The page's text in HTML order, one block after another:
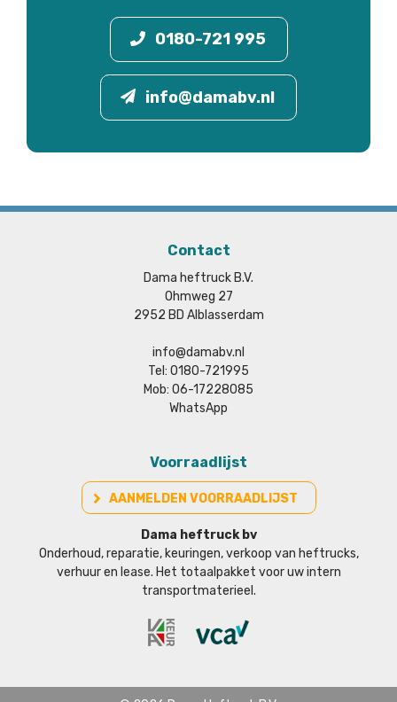
0180-721 995
info@damabv.nl
Contact
Dama heftruck B.V.
Ohmweg 27
2952 BD Alblasserdam
info@damabv.nl
Tel: 0180-721995
Mob: 06-17228085
WhatsApp
Voorraadlijst
AANMELDEN VOORRAADLIJST
Dama heftruck bv
Onderhoud, reparatie, keuringen, verkoop van heftrucks,
verhuur en lease. Het totaalpakket voor uw intern
transportmaterieel.